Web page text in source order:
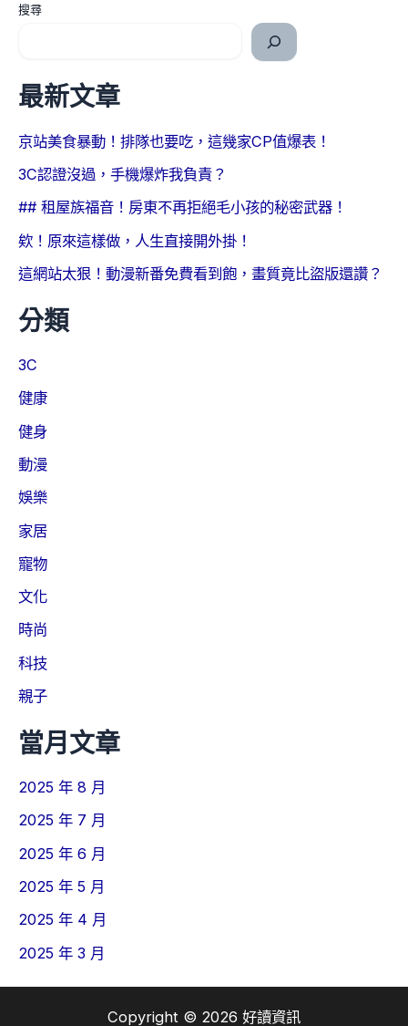
搜尋
最新文章
京站美食暴動！排隊也要吃，這幾家CP值爆表！
3C認證沒過，手機爆炸我負責？
## 租屋族福音！房東不再拒絕毛小孩的秘密武器！
欸！原來這樣做，人生直接開外掛！
這網站太狠！動漫新番免費看到飽，畫質竟比盜版還讚？
分類
3C
健康
健身
動漫
娛樂
家居
寵物
文化
時尚
科技
親子
當月文章
2025 年 8 月
2025 年 7 月
2025 年 6 月
2025 年 5 月
2025 年 4 月
2025 年 3 月
Copyright © 2026 好讀資訊